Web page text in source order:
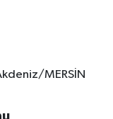
MERSİN